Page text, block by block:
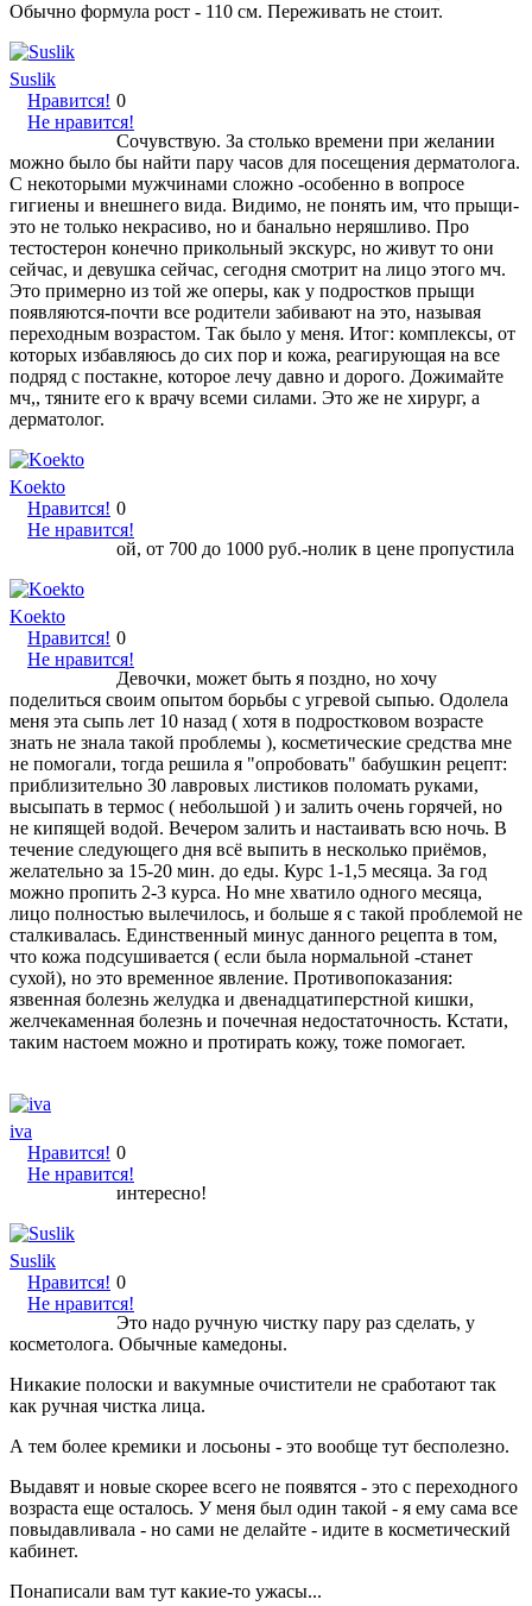
Обычно формула рост - 110 см. Переживать не стоит.
Suslik
Нравится!
Не нравится!
0
Сочувствую. За столько времени при желании
можно было бы найти пару часов для посещения дерматолога.
С некоторыми мужчинами сложно -особенно в вопросе
гигиены и внешнего вида. Видимо, не понять им, что прыщи-
это не только некрасиво, но и банально неряшливо. Про
тестостерон конечно прикольный экскурс, но живут то они
сейчас, и девушка сейчас, сегодня смотрит на лицо этого мч.
Это примерно из той же оперы, как у подростков прыщи
появляются-почти все родители забивают на это, называя
переходным возрастом. Так было у меня. Итог: комплексы, от
которых избавляюсь до сих пор и кожа, реагирующая на все
подряд с постакне, которое лечу давно и дорого. Дожимайте
мч,, тяните его к врачу всеми силами. Это же не хирург, а
дерматолог.
Koekto
Нравится!
Не нравится!
0
ой, от 700 до 1000 руб.-нолик в цене пропустила
Koekto
Нравится!
Не нравится!
0
Девочки, может быть я поздно, но хочу
поделиться своим опытом борьбы с угревой сыпью. Одолела
меня эта сыпь лет 10 назад ( хотя в подростковом возрасте
знать не знала такой проблемы ), косметические средства мне
не помогали, тогда решила я "опробовать" бабушкин рецепт:
приблизительно 30 лавровых листиков поломать руками,
высыпать в термос ( небольшой ) и залить очень горячей, но
не кипящей водой. Вечером залить и настаивать всю ночь. В
течение следующего дня всё выпить в несколько приёмов,
желательно за 15-20 мин. до еды. Курс 1-1,5 месяца. За год
можно пропить 2-3 курса. Но мне хватило одного месяца,
лицо полностью вылечилось, и больше я с такой проблемой не
сталкивалась. Единственный минус данного рецепта в том,
что кожа подсушивается ( если была нормальной -станет
сухой), но это временное явление. Противопоказания:
язвенная болезнь желудка и двенадцатиперстной кишки,
желчекаменная болезнь и почечная недостаточность. Кстати,
таким настоем можно и протирать кожу, тоже помогает.
iva
Нравится!
Не нравится!
0
интересно!
Suslik
Нравится!
Не нравится!
0
Это надо ручную чистку пару раз сделать, у
косметолога. Обычные камедоны.
Никакие полоски и вакумные очистители не сработают так
как ручная чистка лица.
А тем более кремики и лосьоны - это вообще тут бесполезно.
Выдавят и новые скорее всего не появятся - это с переходного
возраста еще осталось. У меня был один такой - я ему сама все
повыдавливала - но сами не делайте - идите в косметический
кабинет.
Понаписали вам тут какие-то ужасы...